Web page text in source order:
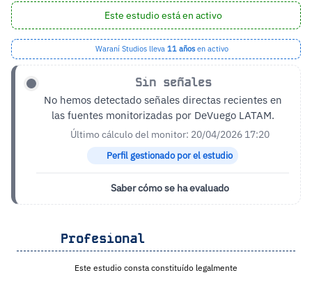
Este estudio está en activo
Waraní Studios lleva 11 años en activo
Sin señales
No hemos detectado señales directas recientes en
las fuentes monitorizadas por DeVuego LATAM.
Último cálculo del monitor: 20/04/2026 17:20
Perfil gestionado por el estudio
Saber cómo se ha evaluado
Profesional
Este estudio consta constituído legalmente